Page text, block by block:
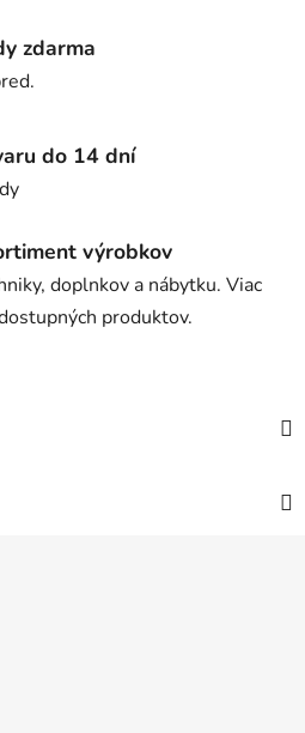
zdarma
do 14 dní
výrobkov
doplnkov a nábytku. Viac
produktov.